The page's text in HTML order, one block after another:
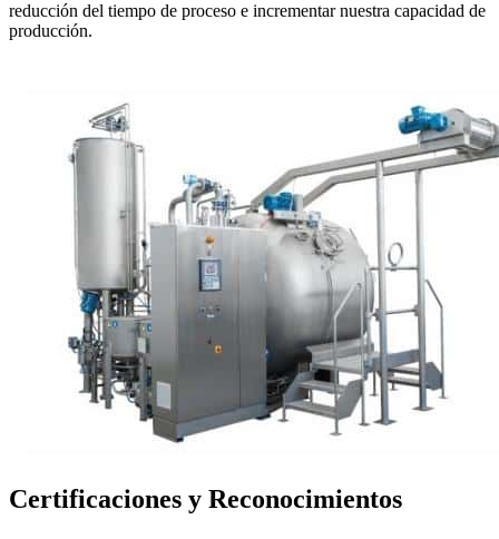
reducción del tiempo de proceso e incrementar nuestra capacidad de
producción.
Certificaciones y Reconocimientos